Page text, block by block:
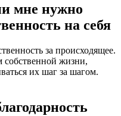
мне нужно
на себя
за происходящее.
собственной жизни,
их шаг за шагом.